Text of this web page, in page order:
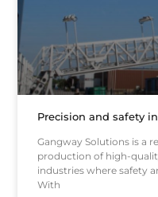
Precision and safety
Gangway Solutions is a
production of high-
industries where safety
With